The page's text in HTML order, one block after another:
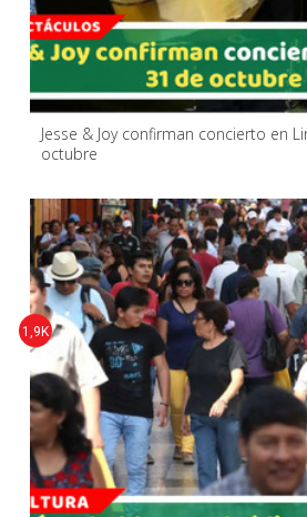
Jesse & Joy confirman concierto en
octubre
1,9K